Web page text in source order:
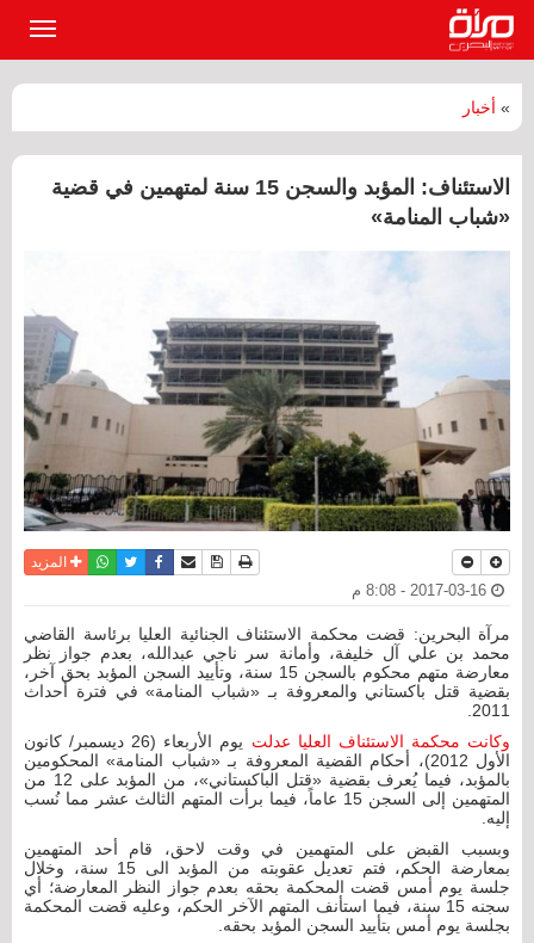
» أخبار
الاستئناف: المؤبد والسجن 15 سنة لمتهمين في قضية
«شباب المنامة»
نسخة للطباعة
حفظ الموضوع
أرسل الى صديق
فيسبوكتويترواتسابالمزيد
مرآة البحرين: قضت محكمة الاستئناف الجنائية العليا برئاسة القاضي
محمد بن علي آل خليفة، وأمانة سر ناجي عبدالله، بعدم جواز نظر
معارضة متهم محكوم بالسجن 15 سنة، وتأييد السجن المؤبد بحق آخر،
بقضية قتل باكستاني والمعروفة بـ «شباب المنامة» في فترة أحداث
2011.
وكانت محكمة الاستئناف العليا عدلت
يوم الأربعاء (26 ديسمبر/ كانون
الأول 2012)، أحكام القضية المعروفة بـ «شباب المنامة» المحكومين
بالمؤبد، فيما يُعرف بقضية «قتل الباكستاني»، من المؤبد على 12 من
المتهمين إلى السجن 15 عاماً، فيما برأت المتهم الثالث عشر مما نُسب
إليه.
وبسبب القبض على المتهمين في وقت لاحق، قام أحد المتهمين
بمعارضة الحكم، فتم تعديل عقوبته من المؤبد الى 15 سنة، وخلال
جلسة يوم أمس قضت المحكمة بحقه بعدم جواز النظر المعارضة؛ أي
سجنه 15 سنة، فيما استأنف المتهم الآخر الحكم، وعليه قضت المحكمة
بجلسة يوم أمس بتأييد السجن المؤبد بحقه.